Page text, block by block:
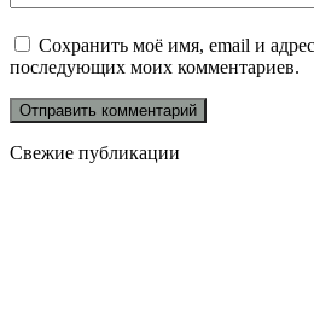
Сохранить моё имя, email и
последующих моих комментариев.
Свежие публикации